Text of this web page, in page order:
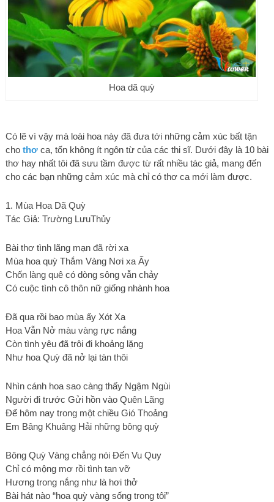
Hoa dã quỳ
Có lẽ vì vậy mà loài hoa này đã đưa tới những cảm xúc bất tận
cho thơca, tốn không ít ngôn từ của các thi sĩ. Dưới đây là 10 bài
thơ hay nhất tôi đã sưu tầm được từ rất nhiều tác giả, mang đến
cho các bạn những cảm xúc mà chỉ có thơ ca mới làm được.
1. Mùa Hoa Dã Quỳ
Tác Giả: Trường LưuThủy
Bài thơ tình lãng mạn đã rời xa
Mùa hoa quỳ Thắm Vàng Nơi xa Ấy
Chốn làng quê có dòng sông vẫn chảy
Có cuộc tình cô thôn nữ giống nhành hoa
Đã qua rồi bao mùa ấy Xót Xa
Hoa Vẫn Nở màu vàng rực nắng
Còn tình yêu đã trôi đi khoảng lặng
Như hoa Quỳ đã nở lại tàn thôi
Nhìn cánh hoa sao càng thấy Ngậm Ngùi
Người đi trước Gửi hồn vào Quên Lãng
Để hôm nay trong một chiều Gió Thoảng
Em Bâng Khuâng Hải những bông quỳ
Bông Quỳ Vàng chẳng nói Đến Vu Quy
Chỉ có mộng mơ rồi tình tan vỡ
Hương trong nắng như là hơi thở
Bài hát nào “hoa quỳ vàng sống trong tôi”